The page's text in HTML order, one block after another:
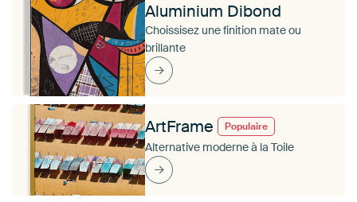
Aluminium Dibond
Choissisez une finition mate ou
brillante
ArtFrame Populaire
Alternative moderne à la Toile